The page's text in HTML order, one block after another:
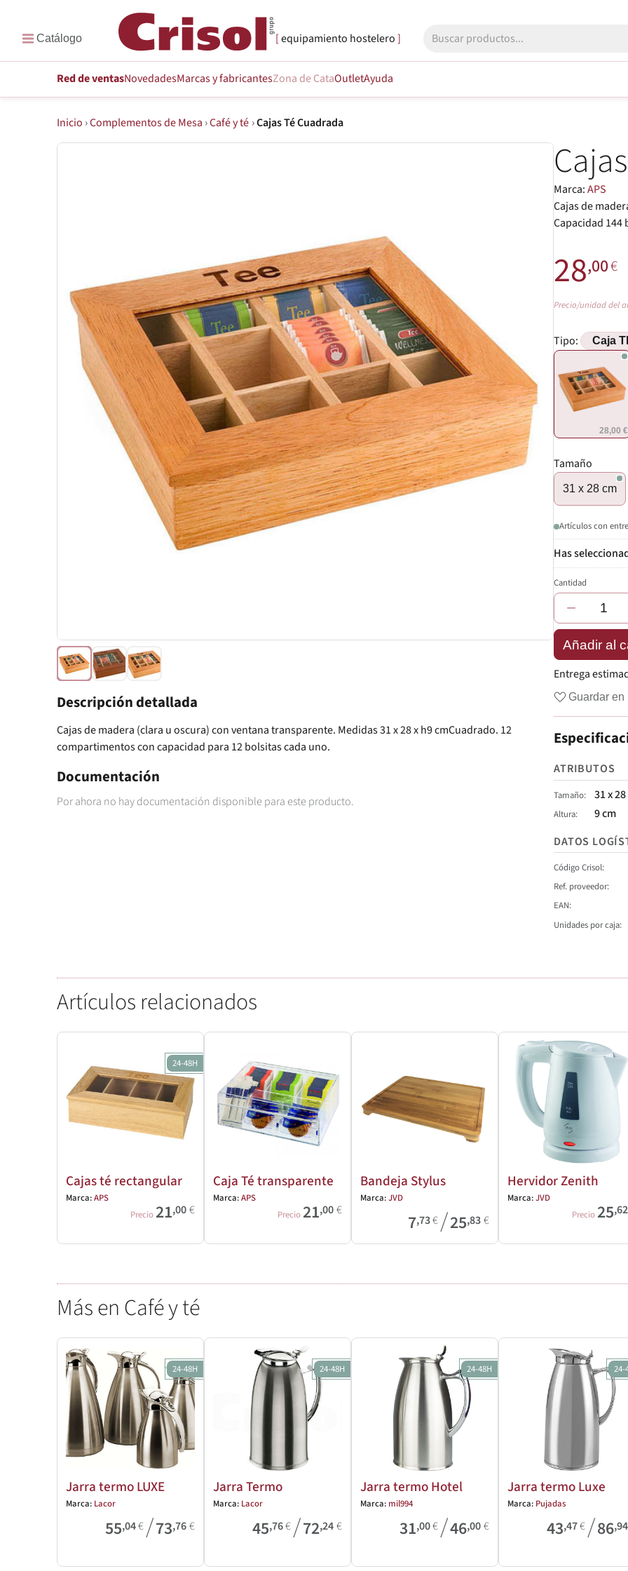
equipamiento hostelero
Red de ventasNovedadesMarcasy fabricantesZona de CataOutletAyuda
Inicio ›Complementos de Mesa ›Café y té ›Cajas Té Cuadrada
Descripción detallada
Cajas de madera (clara u oscura) con ventana transparente. Medidas 31 x 28 x h9 cmCuadrado. 12
compartimentos con capacidad para 12 bolsitas cada uno.
Documentación
Por ahora no hay documentación disponible para este producto.
Marca:APS
Cajas de
Capacidad 144
28,00€
Precio/unidad del
Tipo:
28,00 €
Tamaño
31 x 28 cm
Artículos con
Cantidad
−
Añadir al
Entrega
Guardar en
ATRIBUTOS
Tamaño 31 x
Altura
9 cm
DATOS
Código Crisol
Ref. proveedor
EAN
Unidades por caja
Artículos relacionados
24-48H
Cajas té rectangular
Marca:APS
Precio 21,00€
Caja Té transparente
Marca:APS
Precio 21,00€
Bandeja Stylus
Marca:JVD
7,73€/25,83€
Hervidor Zenith
Marca:JVD
Precio 25,62
Más en Café y té
24-48H
Jarra termo LUXE
Marca: Lacor
55,04€/73,76€
24-48H
Jarra Termo
Marca: Lacor
45,76€/72,24€
24-48H
Jarra termo Hotel
Marca: mil994
31,00€/46,00€
24-
Jarra termo Luxe
Marca: Pujadas
43,47€/86,94